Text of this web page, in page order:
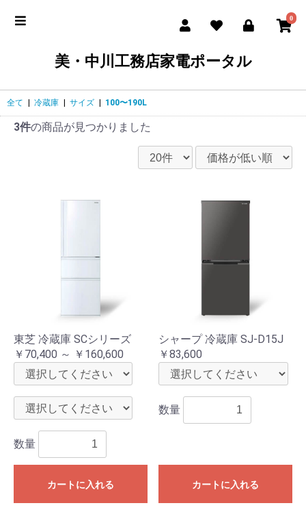
0
美・中川工務店家電ポータル
全て 冷蔵庫 サイズ 100〜190L
3件の商品が見つかりました
東芝 冷蔵庫 SCシリーズ
￥70,400 ～ ￥160,600
数量
カートに入れる
シャープ 冷蔵庫 SJ-D15J
￥83,600
数量
カートに入れる